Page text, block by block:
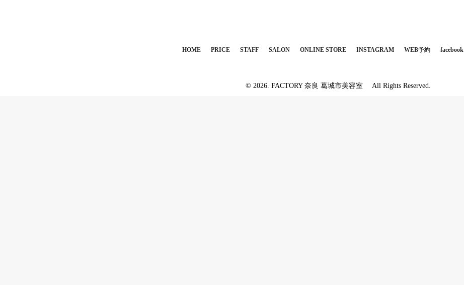
HOME PRICE STAFF SALON ONLINE STORE INSTAGRAM WEB予約 facebook
© 2026. FACTORY 奈良 葛城市美容室 All Rights Reserved.